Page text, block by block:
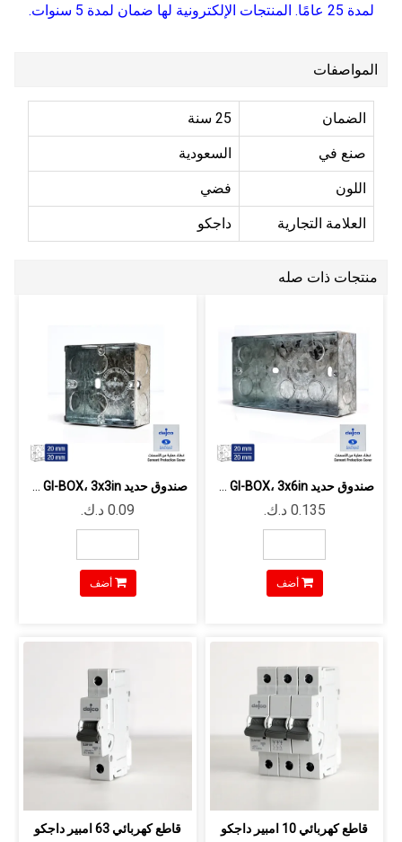
لمدة 25 عامًا. المنتجات الإلكترونية لها ضمان لمدة 5 سنوات.
المواصفات
الضمان 25 سنة
صنع في السعودية
اللون فضي
العلامة التجارية داجكو
منتجات ذات صله
أضف أضف
قاطع كهربائي 10 امبير داجكو قاطع كهربائي 63 امبير داجكو